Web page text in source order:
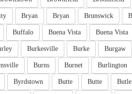
Brunswick
Bryan
Bryan
Buena Vista
Buena Vista
Buffalo
Burgaw
Burke
Burkesville
Burlington
Burnet
Burns
Butte
Butte
Byrdstown